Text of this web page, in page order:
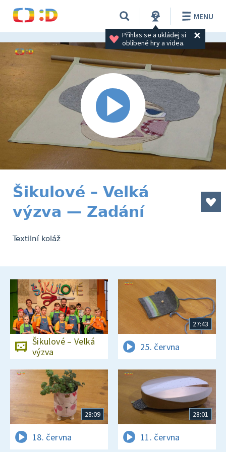
Přihlas se a ukládej si
oblíbené hry a videa.
MENU
Šikulové – Velká
výzva — Zadání
Textilní koláž
Šikulové – Velká
výzva
27:43
25. června
28:09
18. června
28:01
11. června